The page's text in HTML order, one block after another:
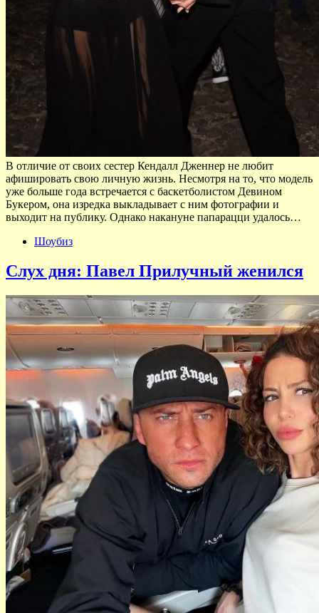
В отличие от своих сестер Кендалл Дженнер не любит
афишировать свою личную жизнь. Несмотря на то, что модель
уже больше года встречается с баскетболистом Девином
Букером, она изредка выкладывает с ним фотографии и
выходит на публику. Однако накануне папарацци удалось…
Шоубиз
Слух дня: Павел Прилучный женился